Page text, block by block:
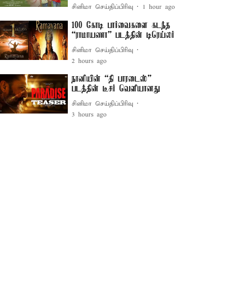
சினிமா செய்திப்பிரிவு 1 hour ago
100 கோடி பார்வைகளை கடந்த
“ராமாயணா” படத்தின் டிரெய்லர்
சினிமா செய்திப்பிரிவு
2 hours ago
நானியின் “தி பாரடைஸ்”
படத்தின் டீசர் வெளியானது
சினிமா செய்திப்பிரிவு
3 hours ago